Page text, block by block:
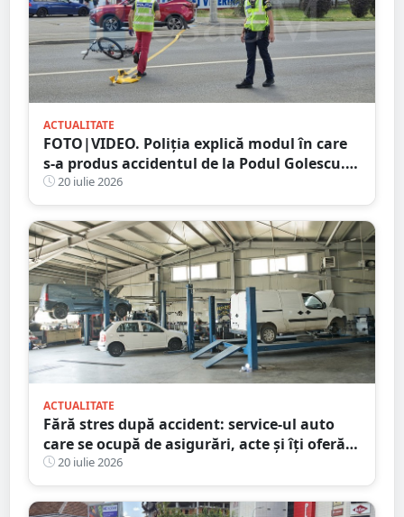
ACTUALITATE
FOTO|VIDEO. Poliția explică modul în care
s-a produs accidentul de la Podul Golescu.
Biciclist lovit de o mașină
20 iulie 2026
ACTUALITATE
Fără stres după accident: service-ul auto
care se ocupă de asigurări, acte și îți oferă
mașină la schimb
20 iulie 2026